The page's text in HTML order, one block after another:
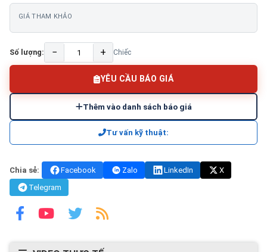
GIÁ THAM KHẢO
Số lượng: − + Chiếc
YÊU CẦU BÁO GIÁ
Thêm vào danh sách báo giá
Tư vấn kỹ thuật:
Chia sẻ: Facebook Zalo LinkedIn
X
Telegram